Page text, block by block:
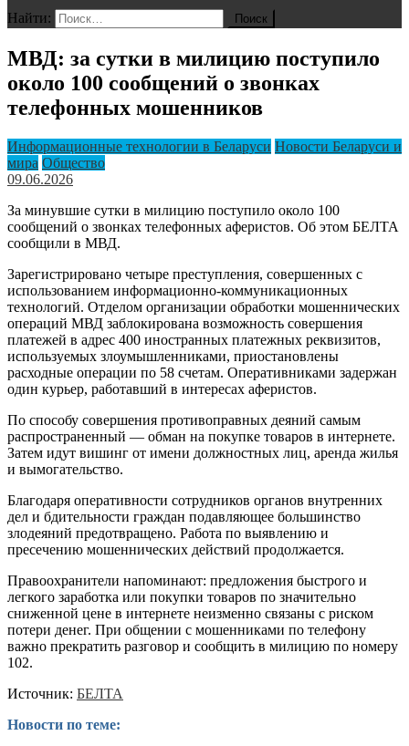
Найти:
МВД: за сутки в милицию поступило
около 100 сообщений о звонках
телефонных мошенников
Информационные технологии в Беларуси Новости Беларуси и
мира Общество
09.06.2026
За минувшие сутки в милицию поступило около 100
сообщений о звонках телефонных аферистов. Об этом БЕЛТА
сообщили в МВД.
Зарегистрировано четыре преступления, совершенных с
использованием информационно-коммуникационных
технологий. Отделом организации обработки мошеннических
операций МВД заблокирована возможность совершения
платежей в адрес 400 иностранных платежных реквизитов,
используемых злоумышленниками, приостановлены
расходные операции по 58 счетам. Оперативниками задержан
один курьер, работавший в интересах аферистов.
По способу совершения противоправных деяний самым
распространенный — обман на покупке товаров в интернете.
Затем идут вишинг от имени должностных лиц, аренда жилья
и вымогательство.
Благодаря оперативности сотрудников органов внутренних
дел и бдительности граждан подавляющее большинство
злодеяний предотвращено. Работа по выявлению и
пресечению мошеннических действий продолжается.
Правоохранители напоминают: предложения быстрого и
легкого заработка или покупки товаров по значительно
сниженной цене в интернете неизменно связаны с риском
потери денег. При общении с мошенниками по телефону
важно прекратить разговор и сообщить в милицию по номеру
102.
Источник: БЕЛТА
Новости по теме: